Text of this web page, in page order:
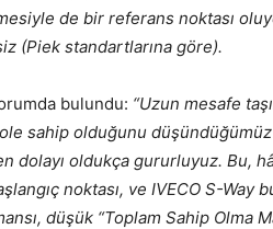
de bir referans noktası
(Piek standartlarına göre).
bulundu: “Uzun mesafe
sahip olduğunu
oldukça gururluyuz. Bu,
noktası, ve IVECO S-Way
düşük “Toplam Sahip Olma